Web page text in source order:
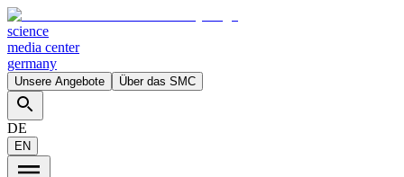
science
media center
germany
Unsere Angebote Über das SMC
DE
EN